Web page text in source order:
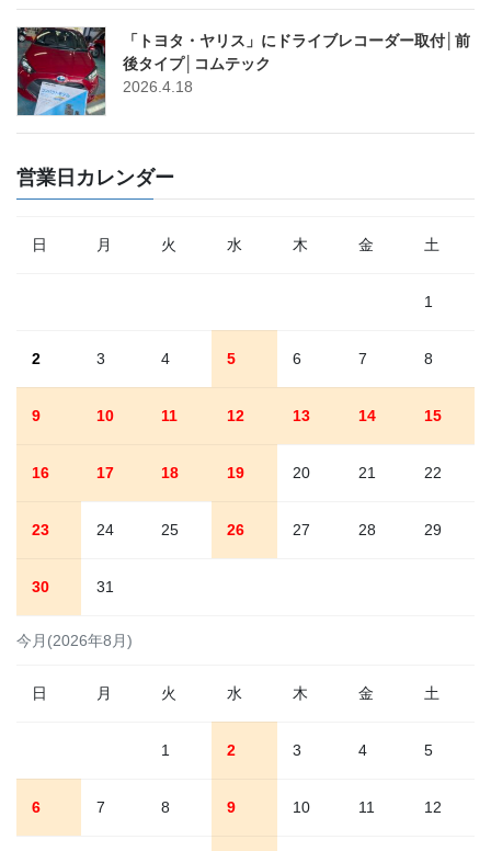
「トヨタ・ヤリス」にドライブレコーダー取付│前
後タイプ│コムテック
2026.4.18
営業日カレンダー
今月(2026年8月)
日 月 火 水 木 金 土
1
2 3 4 5 6 7 8
9 10 11 12 13 14 15
16 17 18 19 20 21 22
23 24 25 26 27 28 29
30 31
日 月 火 水 木 金 土
1 2 3 4 5
6 7 8 9 10 11 12